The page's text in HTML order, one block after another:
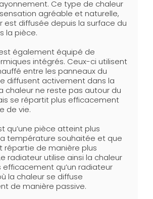
Ce type de chaleur
agréable et naturelle,
est diffusée depuis la surface du
la pièce.
également équipé de
intégrés. Ceux-ci utilisent
entre les panneaux du
diffusent activement dans la
chaleur ne reste pas autour du
se répartit plus efficacement
de vie.
qu’une pièce atteint plus
température souhaitée et que
répartie de manière plus
radiateur utilise ainsi la chaleur
qu’un radiateur
la chaleur se diffuse
de manière passive.